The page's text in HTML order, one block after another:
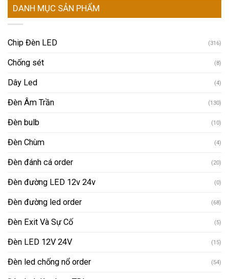
DANH MỤC SẢN PHẨM
Chip Đèn LED (316)
Chống sét (8)
Dây Led (4)
Đèn Âm Trần (130)
Đèn bulb (10)
Đèn Chùm (4)
Đèn đánh cá order (20)
Đèn đường LED 12v 24v (0)
Đèn đường led order (68)
Đèn Exit Và Sự Cố (5)
Đèn LED 12V 24V (15)
Đèn led chống nổ order (54)